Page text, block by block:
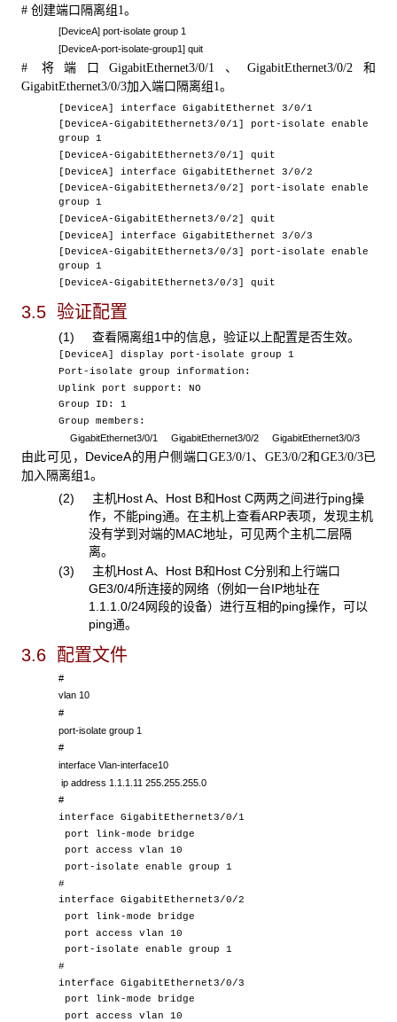
# 创建端口隔离组 1。
[DeviceA] port-isolate group 1
[DeviceA-port-isolate-group1] quit
# 将端口GigabitEthernet3/0/1 、GigabitEthernet3/0/2 和
GigabitEthernet3/0/3加入端口隔离组 1。
[DeviceA] interface GigabitEthernet 3/0/1
[DeviceA-GigabitEthernet3/0/1] port-isolate enable
group 1
[DeviceA-GigabitEthernet3/0/1] quit
[DeviceA] interface GigabitEthernet 3/0/2
[DeviceA-GigabitEthernet3/0/2] port-isolate enable
group 1
[DeviceA-GigabitEthernet3/0/2] quit
[DeviceA] interface GigabitEthernet 3/0/3
[DeviceA-GigabitEthernet3/0/3] port-isolate enable
group 1
[DeviceA-GigabitEthernet3/0/3] quit
3.5 验证配置
(1) 查看隔离组1中的信息，验证以上配置是否生效。
[DeviceA] display port-isolate group 1
Port-isolate group information:
Uplink port support: NO
Group ID: 1
Group members:
GigabitEthernet3/0/1 GigabitEthernet3/0/2 GigabitEthernet3/0/3
由此可见，DeviceA的用户侧端口GE3/0/1、 GE3/0/2和GE3/0/3已
加入隔离组1。
(2) 主机Host A、Host B和Host C两两之间进行ping操
作，不能ping通。在主机上查看ARP表项，发现主机
没有学到对端的MAC地址，可见两个主机二层隔
离。
(3) 主机Host A、Host B和Host C分别和上行端口
GE3/0/4所连接的网络（例如一台IP地址在
1.1.1.0/24网段的设备）进行互相的ping操作，可以
ping通。
3.6 配置文件
#
vlan 10
#
port-isolate group 1
#
interface Vlan-interface10
ip address 1.1.1.11 255.255.255.0
#
interface GigabitEthernet3/0/1
port link-mode bridge
port access vlan 10
port-isolate enable group 1
#
interface GigabitEthernet3/0/2
port link-mode bridge
port access vlan 10
port-isolate enable group 1
#
interface GigabitEthernet3/0/3
port link-mode bridge
port access vlan 10